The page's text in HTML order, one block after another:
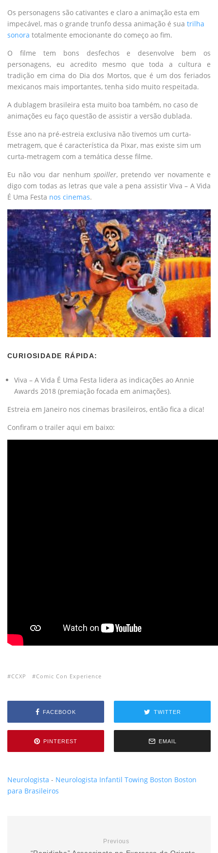
Os personagens são cativantes e claro a animação esta em
impecável, mas o grande trunfo dessa animação é sua trilha
sonora totalmente emocionante do começo ao fim.
O filme tem bons desfechos e desenvolve bem os
personagens, eu acredito mesmo que toda a cultura e
tradição em cima do Dia dos Mortos, que é um dos feriados
mexicanos mais importantes, tenha sido muito respeitada.
A dublagem brasileira esta muito boa também, no caso de
animações eu faço questão de assistir a versão dublada.
Esse ano na pré-estreia exclusiva não tivemos um curta-
metragem, que é característica da Pixar, mas existe sim um
curta-metragem com a temática desse filme.
Eu não vou dar nenhumspoiller, pretendo ver novamente e
digo com todas as letras que vale a pena assistir Viva – A Vida
É Uma Festa nos cinemas.
CURIOSIDADE RÁPIDA:
Viva – A Vida É Uma Festa lidera as indicações ao Annie
Awards 2018 (premiação focada em animações).
Estreia em Janeiro nos cinemas brasileiros, então fica a dica!
Confiram o trailer aqui em baixo:
CCXP Comic Con Experience
FACEBOOK TWITTER
PINTEREST EMAIL
Neurologista - Neurologista Infantil Towing Boston Boston
para Brasileiros
Previous